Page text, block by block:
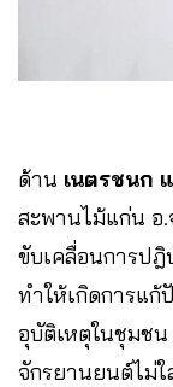
ด้าน เนตรชนก
สะพานไม้แก่น อ.
ขับเคลื่อนการป
ทำให้เกิดการแก้
อุบัติเหตุในชุมช
จักรยานยนต์ไม่